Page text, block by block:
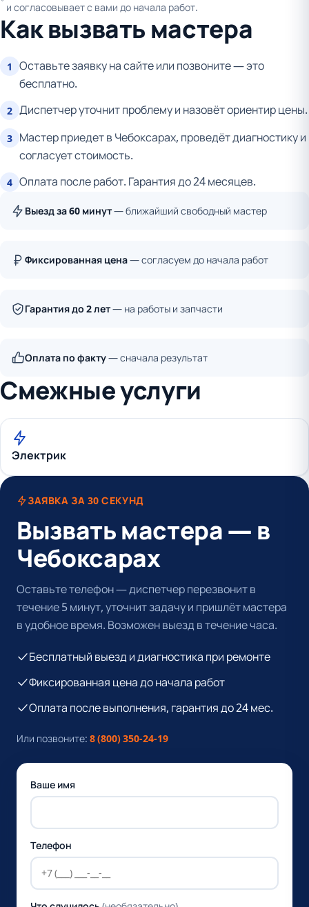
и согласовывает с вами до начала работ.
Как вызвать мастера
1
Оставьте заявку на сайте или позвоните — это
бесплатно.
2 Диспетчер уточнит проблему и назовёт ориентир цены.
3 Мастер приедет в Чебоксарах, проведёт диагностику и
согласует стоимость.
4 Оплата после работ. Гарантия до 24 месяцев.
Выезд за 60 минут— ближайший свободный мастер
Фиксированная цена— согласуем до начала работ
Гарантия до 2 лет— на работы и запчасти
Оплата по факту— сначала результат
Смежные услуги
Электрик
ЗАЯВКА ЗА 30 СЕКУНД
Вызвать мастера — в
Чебоксарах
Оставьте телефон — диспетчер перезвонит в
течение 5 минут, уточнит задачу и пришлёт мастера
в удобное время. Возможен выезд в течение часа.
Бесплатный выезд и диагностика при ремонте
Фиксированная цена до начала работ
Оплата после выполнения, гарантия до 24 мес.
Или позвоните: 8 (800) 350-24-19
Ваше имя
Телефон